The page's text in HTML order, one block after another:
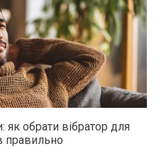
як обрати вібратор для
правильно